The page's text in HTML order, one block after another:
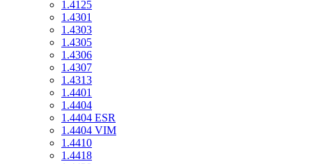
1.4125
1.4301
1.4303
1.4305
1.4306
1.4307
1.4313
1.4401
1.4404
1.4404 ESR
1.4404 VIM
1.4410
1.4418